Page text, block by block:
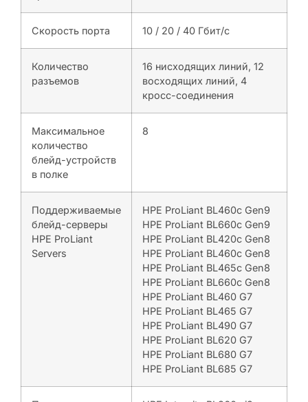
Скорость порта 10 / 20 / 40 Гбит/с
Количество
разъемов
16 нисходящих линий, 12
восходящих линий, 4
кросс-соединения
Максимальное
количество
блейд-устройств
в полке
8
Поддерживаемые
блейд-серверы
HPE ProLiant
Servers
HPE ProLiant BL460c Gen9
HPE ProLiant BL660c Gen9
HPE ProLiant BL420c Gen8
HPE ProLiant BL460c Gen8
HPE ProLiant BL465c Gen8
HPE ProLiant BL660c Gen8
HPE ProLiant BL460 G7
HPE ProLiant BL465 G7
HPE ProLiant BL490 G7
HPE ProLiant BL620 G7
HPE ProLiant BL680 G7
HPE ProLiant BL685 G7